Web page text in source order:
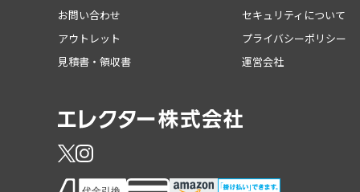
お問い合わせ
アウトレット
見積書・領収書
セキュリティについて
プライバシーポリシー
運営会社